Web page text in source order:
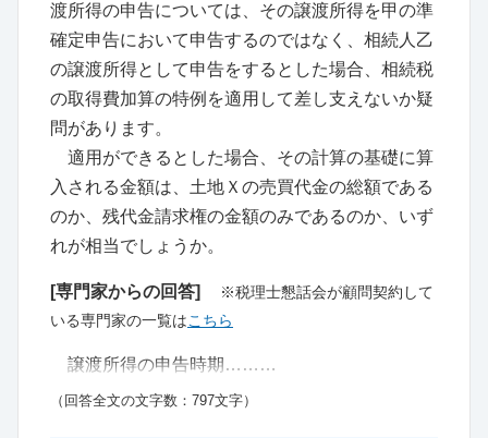
渡所得の申告については、その譲渡所得を甲の準
確定申告において申告するのではなく、相続人乙
の譲渡所得として申告をするとした場合、相続税
の取得費加算の特例を適用して差し支えないか疑
問があります。
適用ができるとした場合、その計算の基礎に算
入される金額は、土地Ｘの売買代金の総額である
のか、残代金請求権の金額のみであるのか、いず
れが相当でしょうか。
[専門家からの回答]
※税理士懇話会が顧問契約して
いる専門家の一覧はこちら
譲渡所得の申告時期………
（回答全文の文字数：797文字）